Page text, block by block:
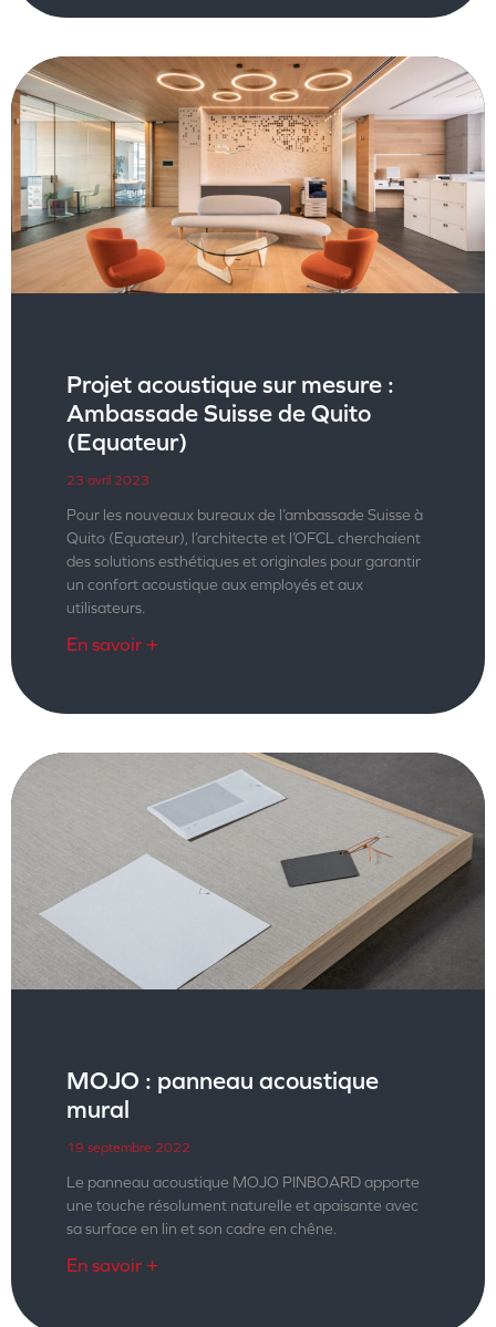
Projet acoustique sur mesure :
Ambassade Suisse de Quito
(Equateur)
23 avril 2023
Pour les nouveaux bureaux de l’ambassade Suisse à
Quito (Equateur), l’architecte et l’OFCL cherchaient
des solutions esthétiques et originales pour garantir
un confort acoustique aux employés et aux
utilisateurs.
En savoir +
MOJO : panneau acoustique
mural
19 septembre 2022
Le panneau acoustique MOJO PINBOARD apporte
une touche résolument naturelle et apaisante avec
sa surface en lin et son cadre en chêne.
En savoir +